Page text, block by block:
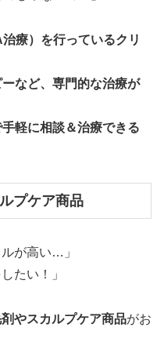
療）を行っているクリ
など、専門的な治療が
軽に相談＆治療できる
プケア商品
が高い…」
たい！」
やスカルプケア商品がお